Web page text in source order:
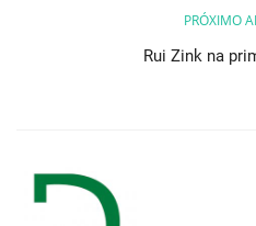
PRÓXIMO
Rui Zink na